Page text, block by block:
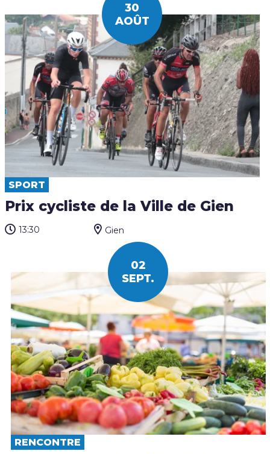
30
AOÛT
SPORT
Prix cycliste de la Ville de Gien
13:30 Gien
02
SEPT.
RENCONTRE